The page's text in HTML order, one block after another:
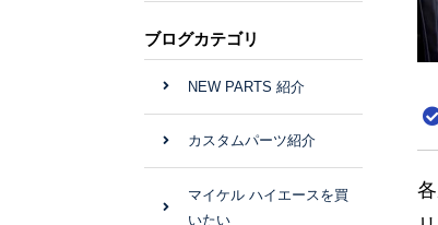
ブログカテゴリ
NEW PARTS 紹介
カスタムパーツ紹介
マイケル ハイエースを買
いたい